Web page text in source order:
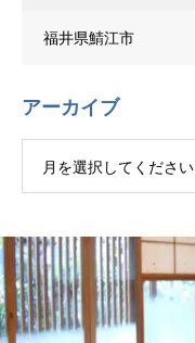
福井県鯖江市
アーカイブ
月を選択してください